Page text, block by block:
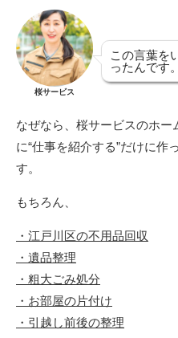
桜サービス
この言葉を
ったんです。
なぜなら、桜サービスのホ
に“仕事を紹介する”だけに作
す。
もちろん、
・江戸川区の不用品回収
・遺品整理
・粗大ごみ処分
・お部屋の片付け
・引越し前後の整理